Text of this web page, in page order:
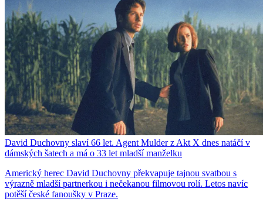
David Duchovny slaví 66 let. Agent Mulder z Akt X dnes natáčí v
dámských šatech a má o 33 let mladší manželku
Americký herec David Duchovny překvapuje tajnou svatbou s
výrazně mladší partnerkou i nečekanou filmovou rolí. Letos navíc
potěší české fanoušky v Praze.